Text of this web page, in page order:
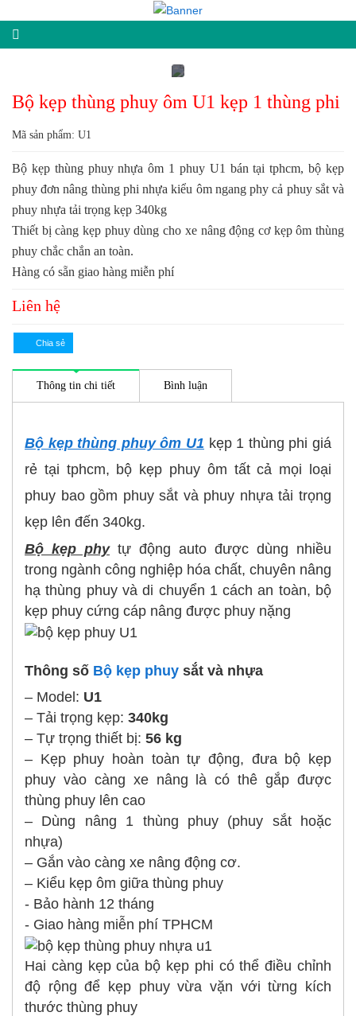
Bộ kẹp thùng phuy ôm U1 kẹp 1 thùng phi
Mã sản phẩm: U1
Bộ kẹp thùng phuy nhựa ôm 1 phuy U1 bán tại tphcm, bộ kẹp
phuy đơn nâng thùng phi nhựa kiểu ôm ngang phy cả phuy sắt và
phuy nhựa tải trọng kẹp 340kg
Thiết bị càng kẹp phuy dùng cho xe nâng động cơ kẹp ôm thùng
phuy chắc chắn an toàn.
Hàng có sẵn giao hàng miễn phí
Liên hệ
Thông tin chi tiết Bình luận
Bộ kẹp thùng phuy ôm U1 kẹp 1 thùng phi giá
rẻ tại tphcm, bộ kẹp phuy ôm tất cả mọi loại
phuy bao gồm phuy sắt và phuy nhựa tải trọng
kẹp lên đến 340kg.
Bộ kẹp phytự động auto được dùng nhiều
trong ngành công nghiệp hóa chất, chuyên nâng
hạ thùng phuy và di chuyển 1 cách an toàn, bộ
kẹp phuy cứng cáp nâng được phuy nặng
Thông số Bộ kẹp phuy sắt và nhựa
– Model: U1
– Tải trọng kẹp: 340kg
– Tự trọng thiết bị: 56 kg
– Kẹp phuy hoàn toàn tự động, đưa bộ kẹp
phuy vào càng xe nâng là có thê gắp được
thùng phuy lên cao
– Dùng nâng 1 thùng phuy (phuy sắt hoặc
nhựa)
– Gắn vào càng xe nâng động cơ.
– Kiểu kẹp ôm giữa thùng phuy
- Bảo hành 12 tháng
- Giao hàng miễn phí TPHCM
Hai càng kẹp của bộ kẹp phi có thể điều chỉnh
độ rộng để kẹp phuy vừa vặn với từng kích
thước thùng phuy